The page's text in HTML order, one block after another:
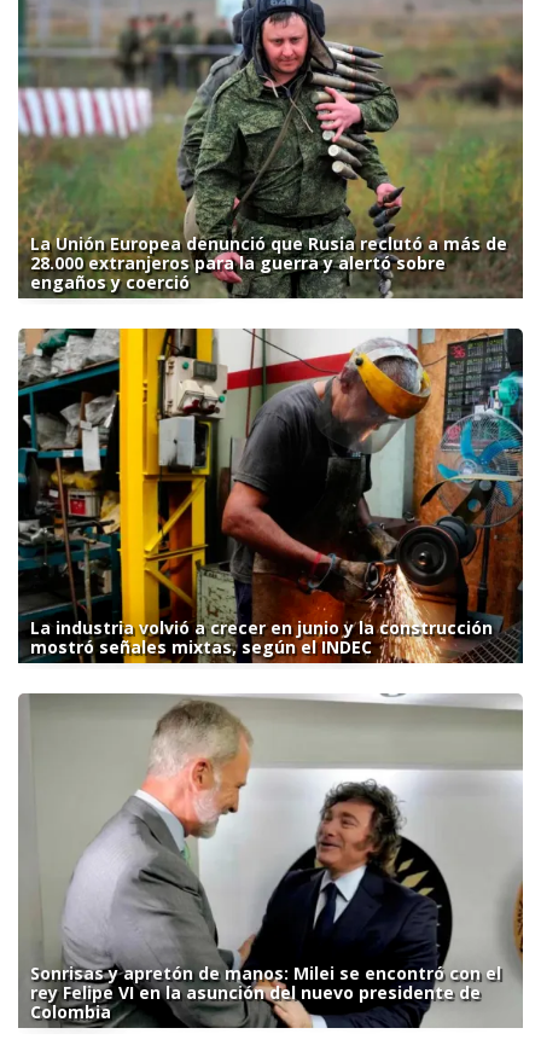
La Unión Europea denunció que Rusia reclutó a más de
28.000 extranjeros para la guerra y alertó sobre
engaños y coerció
La industria volvió a crecer en junio y la construcción
mostró señales mixtas, según el INDEC
Sonrisas y apretón de manos: Milei se encontró con el
rey Felipe VI en la asunción del nuevo presidente de
Colombia